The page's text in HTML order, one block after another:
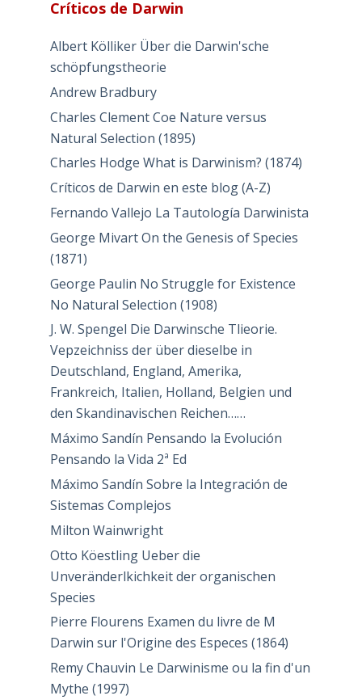
Críticos de Darwin
Albert Kölliker Über die Darwin'sche
schöpfungstheorie
Andrew Bradbury
Charles Clement Coe Nature versus
Natural Selection (1895)
Charles Hodge What is Darwinism? (1874)
Críticos de Darwin en este blog (A-Z)
Fernando Vallejo La Tautología Darwinista
George Mivart On the Genesis of Species
(1871)
George Paulin No Struggle for Existence
No Natural Selection (1908)
J. W. Spengel Die Darwinsche Tlieorie.
Vepzeichniss der über dieselbe in
Deutschland, England, Amerika,
Frankreich, Italien, Holland, Belgien und
den Skandinavischen Reichen……
Máximo Sandín Pensando la Evolución
Pensando la Vida 2ª Ed
Máximo Sandín Sobre la Integración de
Sistemas Complejos
Milton Wainwright
Otto Köestling Ueber die
Unveränderlkichkeit der organischen
Species
Pierre Flourens Examen du livre de M
Darwin sur l'Origine des Especes (1864)
Remy Chauvin Le Darwinisme ou la fin d'un
Mythe (1997)